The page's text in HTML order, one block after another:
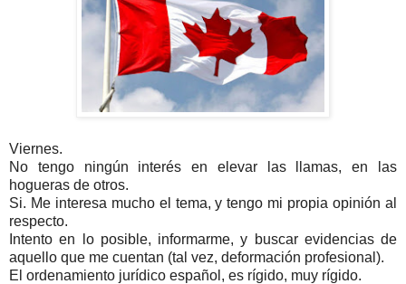
Viernes.
No tengo ningún interés en elevar las llamas, en las
hogueras de otros.
Si. Me interesa mucho el tema, y tengo mi propia opinión al
respecto.
Intento en lo posible, informarme, y buscar evidencias de
aquello que me cuentan (tal vez, deformación profesional).
El ordenamiento jurídico español, es rígido, muy rígido.